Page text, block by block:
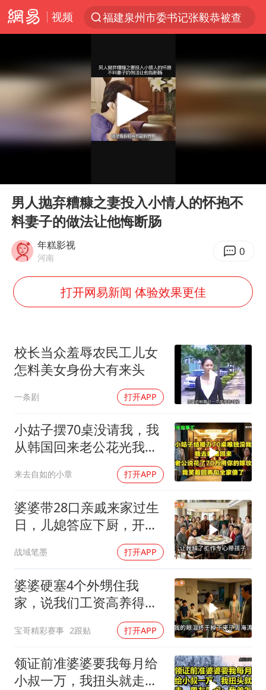
视频
福建泉州市委书记张毅恭被查
台风白海豚已进入24小时警戒线
“秋天的第一杯奶茶”6岁了
上海：台风白海豚或将带来龙卷风
国乒男单横滨冠军赛全军覆没
胡彦斌获《歌手2026》歌王
中巨芯：上半年归母净利润1405.77万元
美股存储板块集体大跌
百花奖开幕式
东航：国内客票提前14天免费退改
夯实基础开新局
Play
男人抛弃糟糠之妻投入小情人的怀抱不
料妻子的做法让他悔断肠
年糕影视
河南 0
打开网易新闻 体验效果更佳
校长当众羞辱农民工儿女
怎料美女身份大有来头
一条剧 打开APP
小姑子摆70桌没请我，我
从韩国回来老公花光我嫁
妆，笑两句全家傻了
来去自如的小章 打开APP
婆婆带28口亲戚来家过生
日，儿媳答应下厨，开饭
战域笔墨 打开APP
婆婆硬塞4个外甥住我
家，说我们工资高养得
起，我直接拒绝不再惯着
宝哥精彩赛事 2跟贴 打开APP
领证前准婆婆要我每月给
小叔一万，我扭头就走，